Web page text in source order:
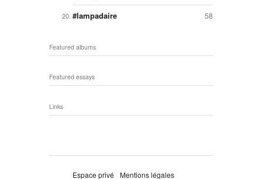
58
lampadaire
Featured albums
Featured essays
Links
Espace privé Mentions légales